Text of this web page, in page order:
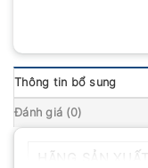
Thông tin bổ sung
Đánh giá (0)